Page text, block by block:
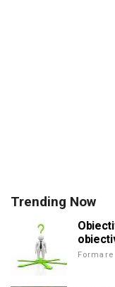
Trending Now
Formare